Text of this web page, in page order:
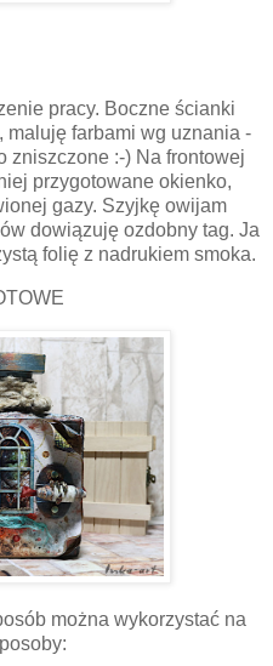
pracy. Boczne ścianki
maluję farbami wg uznania -
zniszczone :-) Na frontowej
przygotowane okienko,
gazy. Szyjkę owijam
dowiązuję ozdobny tag. Ja
folię z nadrukiem smoka.
można wykorzystać na